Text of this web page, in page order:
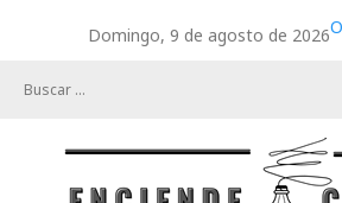
Domingo, 9 de agosto de 2026